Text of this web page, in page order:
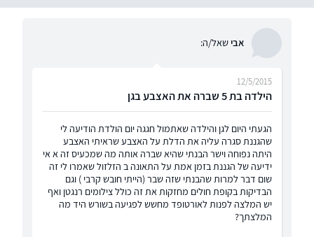
אבישאל/ה:
הילדה בת 5 שברה את האצבע בגן
12/5/2015
הגעתי היום לגן והילדה שאתמול חגגה יום הולדת הודיעה לי
שהגננת סגרה עליה את הדלת על האצבע שראיתי האצבע
היתה נפוחה וישר הבנתי שהיא שברה אותה מה שמכעיס זה א אי
ידיעה של הגננת בזמן אמת על התאונה ב הזלזול שאמרו לי זה
שום דבר למרות שהבנתי שזה שבר (הייתי חובש קרבי ) וגם
הבדיקות בקופת חולים מחזקות את זה כולל צילומים רנגטן ואף
יש המלצה לפנות לאורטופד מחשש לפגיעה בשורש היד מה
המלצתך?